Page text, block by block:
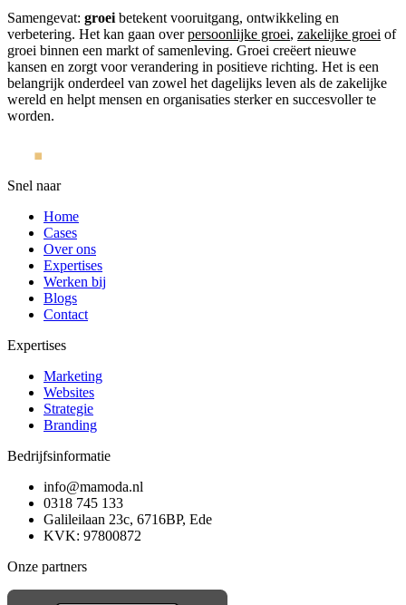
Samengevat: groei betekent vooruitgang, ontwikkeling en
verbetering. Het kan gaan overpersoonlijke groei, zakelijke groei of
groei binnen een markt of samenleving. Groei creëert nieuwe
kansen en zorgt voor verandering in positieve richting. Het is een
belangrijk onderdeel van zowel het dagelijks leven als de zakelijke
wereld en helpt mensen en organisaties sterker en succesvoller te
worden.
Snel naar
Home
Cases
Over ons
Expertises
Werken bij
Blogs
Contact
Expertises
Marketing
Websites
Strategie
Branding
Bedrijfsinformatie
info@mamoda.nl
0318 745 133
Galileilaan 23c, 6716BP, Ede
KVK: 97800872
Onze partners